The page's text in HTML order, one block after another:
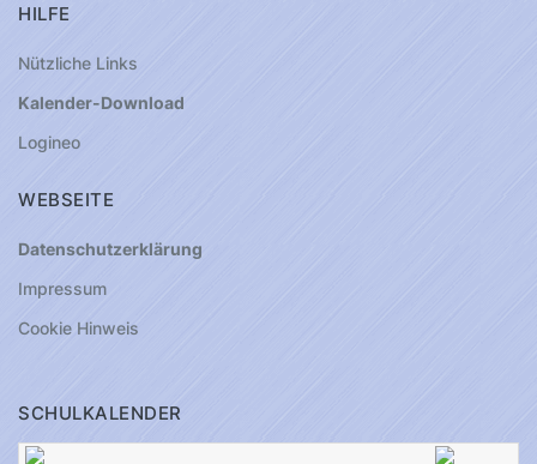
HILFE
Nützliche Links
Kalender-Download
Logineo
WEBSEITE
Datenschutzerklärung
Impressum
Cookie Hinweis
SCHULKALENDER